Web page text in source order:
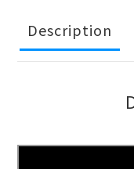
Description